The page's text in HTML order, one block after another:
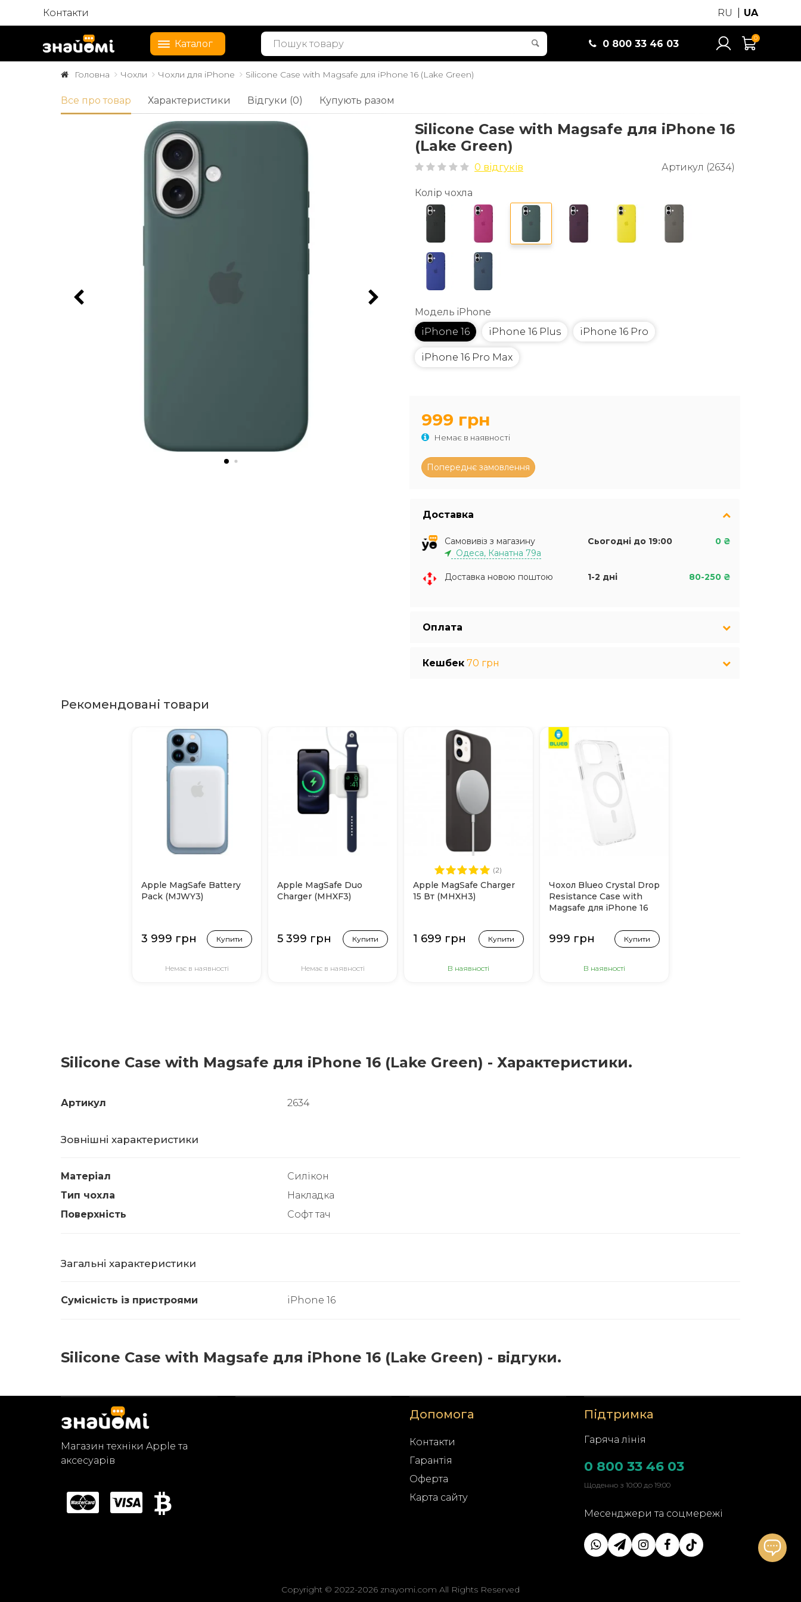
Контакти RU UA
Каталог 0 800 33 46 03
0
Головна Чохли Чохли для iPhone Silicone Case with Magsafe для iPhone 16 (Lake Green)
Все про товар Характеристики Відгуки (0) Купують разом
Silicone Case with Magsafe для iPhone 16
(Lake Green)
0 відгуків Артикул (2634)
Колір чохла
Модель iPhone
iPhone 16
iPhone 16 Plus iPhone 16 Pro
iPhone 16 Pro Max
999 грн
Немає в наявності
Доставка
Самовивіз з магазину
Одеса, Канатна 79а
Сьогодні до 19:00 0 ₴
Доставка новою поштою 1-2 дні 80-250 ₴
Оплата
Кешбек 70 грн
Рекомендовані товари
Apple MagSafe Battery
Pack (MJWY3)
3 999 грн Купити
Немає в наявності
Apple MagSafe Duo
Charger (MHXF3)
5 399 грн Купити
Немає в наявності
(2)
Apple MagSafe Charger
15 Вт (MHXH3)
1 699 грн Купити
В наявності
Чохол Blueo Crystal Drop
Resistance Case with
Magsafe для iPhone 16
999 грн Купити
В наявності
Silicone Case with Magsafe для iPhone 16 (Lake Green) - Характеристики.
Артикул 2634
Зовнішні характеристики
Матеріал
Силікон
Тип чохла
Накладка
Поверхність
Софт тач
Загальні характеристики
Сумісність із пристроями iPhone 16
Silicone Case with Magsafe для iPhone 16 (Lake Green) - відгуки.
Магазин техніки Apple та
аксесуарів
Допомога
Контакти
Гарантія
Оферта
Карта сайту
Підтримка
Гаряча лінія
0 800 33 46 03
Щоденно з 10:00 до 19:00
Месенджери та соцмережі
Copyright © 2022-2026 znayomi.com All Rights Reserved